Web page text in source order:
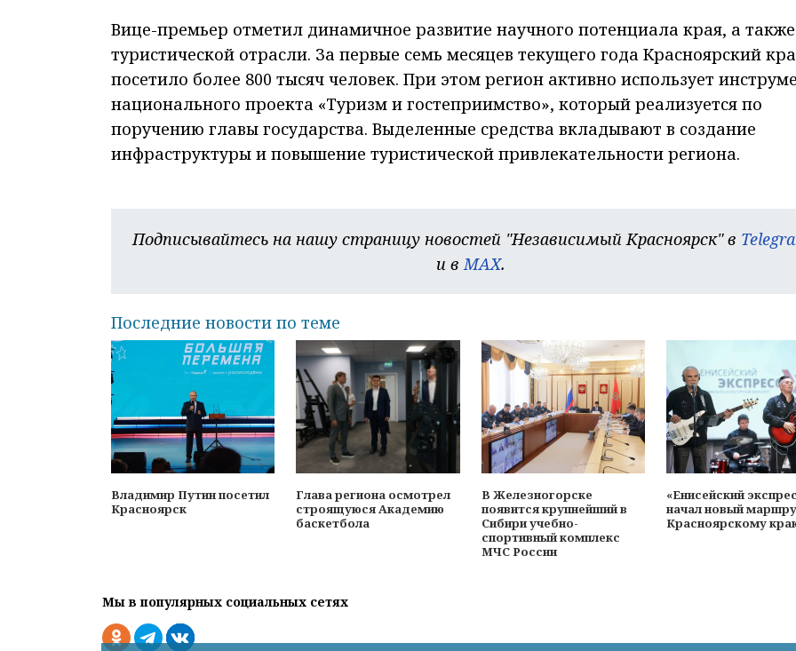
Вице-премьер отметил динамичное развитие научного потенциала края, а также
туристической отрасли. За первые семь месяцев текущего года Красноярский
посетило более 800 тысяч человек. При этом регион активно использует
национального проекта «Туризм и гостеприимство», который реализуется по
поручению главы государства. Выделенные средства вкладывают в создание
инфраструктуры и повышение туристической привлекательности региона.
Подписывайтесь на нашу страницу новостей "Независимый Красноярск" в
и вMAX.
Последние новости по теме
Владимир Путин посетил
Красноярск
Глава региона осмотрел
строящуюся Академию
баскетбола
В Железногорске
появится крупнейший в
Сибири учебно-
спортивный комплекс
МЧС России
«Енисейский
начал новый
Красноярскому
Мы в популярных социальных сетях